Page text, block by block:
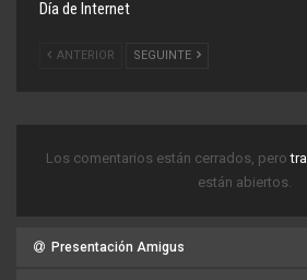
Día de Internet
ANTERIOR SEGUINTE
Los comentarios están cerrados, pero
están abiertos.
Presentación Amigus